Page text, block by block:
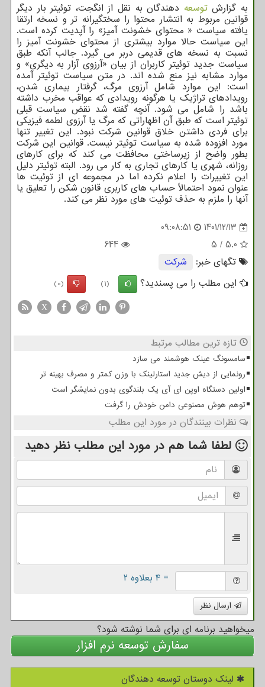
به گزارشتوسعه دهندگان به نقل از انگجت، توئیتر بار دیگر
قوانین مربوط به انتشار محتوا را سختگیرانه تر و نسخه ارتقا
یافته سیاست « محتوای خشونت آمیز» را آپدیت کرده است.
این سیاست حالا موارد بیشتری از محتوای خشونت آمیز را
نسبت به نسخه های قدیمی دربر می گیرد. جالب آنکه طبق
سیاست جدید توئیتر کاربران از بیان «آرزوی آزار به دیگری» و
موارد مشابه نیز منع شده اند. در متن سیاست توئیتر آمده
است: این موارد شامل آرزوی مرگ، گرفتار بیماری شدن،
رویدادهای تراژیک یا هرگونه رویدادی که عواقب مخرب داشته
باشد را شامل می شود. آنچه گفته شد نقض سیاست قبلی
توئیتر است که طبق آن اظهاراتی که مرگ یا آرزوی لطمه فیزیکی
برای فردی داشتن خلاق قوانین شرکت نبود. این تغییر تنها
مورد افزوده شده به سیاست توئیتر نیست. قوانین این شرکت
بطور واضح از زیرساختی محافظت می کند که برای کارهای
روزانه، شهری یا کارهای تجاری به کار می رود. البته توئیتر دلیل
این تغییرات را اعلام نکرده اما در مجموعه ای از توئیت ها
عنوان نمود احتمالاً حساب های کاربری قانون شکن را تعلیق یا
آنها را ملزم به حذف توئیت های مورد نظر می کند.
1401/12/13
09:08:51
5.0
/
5
644
تگهای خبر:
شركت
این مطلب را می پسندید؟
(1)
(0)
X
تازه ترین مطالب مرتبط
سامسونگ عینک هوشمند می سازد
رونمایی از دیش جدید استارلینک با وزن کمتر و مصرف بهینه تر
اولین دستگاه اوپن ای آی یک بلندگوی بدون نمایشگر است
توهم هوش مصنوعی دامن خودش را گرفت
نظرات بینندگان در مورد این مطلب
لطفا شما هم در مورد این مطلب نظر دهید
= ۴ بعلاوه ۲
ارسال نظر
میخواهید برنامه ای برای شما نوشته شود؟
سفارش توسعه نرم افزار
لینک دوستان توسعه دهندگان